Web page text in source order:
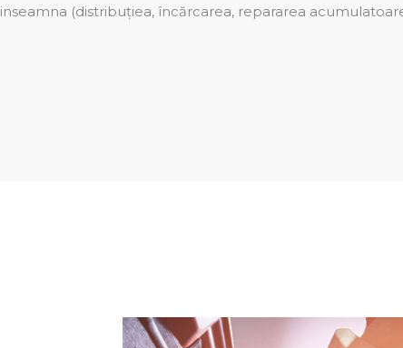
inseamna (distribuţiea, încărcarea, repararea